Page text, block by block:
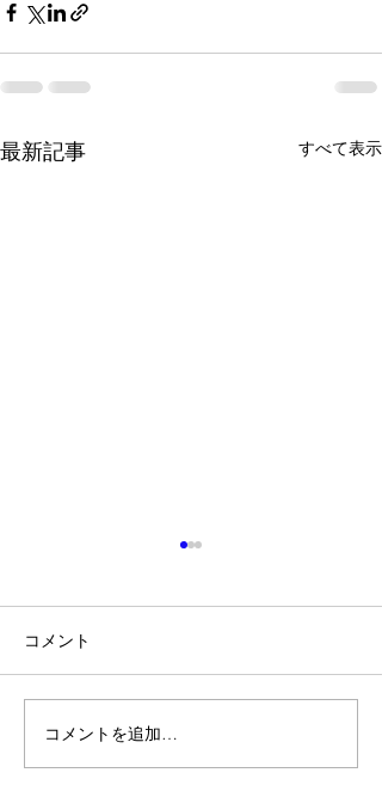
最新記事 すべて表示
ハウツー本だけじゃな
く、感性が磨ける本を読
コメント
コメントを追加…